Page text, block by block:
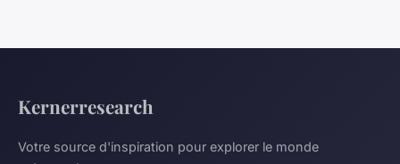
Kernerresearch
Votre source d'inspiration pour explorer le monde